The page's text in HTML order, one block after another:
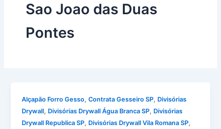
Sao Joao das Duas
Pontes
Alçapão Forro Gesso,Contrata Gesseiro SP, Divisórias
Drywall, Divisórias Drywall Água Branca SP, Divisórias
Drywall Republica SP, Divisórias Drywall Vila Romana SP,